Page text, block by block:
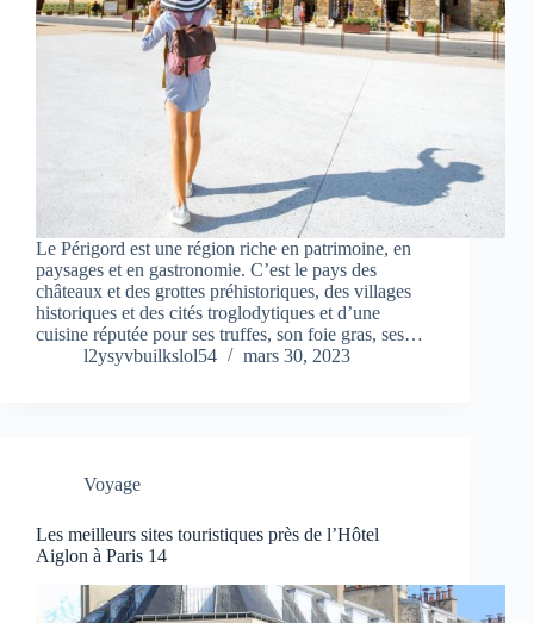
Le Périgord est une région riche en patrimoine, en
paysages et en gastronomie. C’est le pays des
châteaux et des grottes préhistoriques, des villages
historiques et des cités troglodytiques et d’une
cuisine réputée pour ses truffes, son foie gras, ses…
l2ysyvbuilkslol54
mars 30, 2023
Voyage
Les meilleurs sites touristiques près de l’Hôtel
Aiglon à Paris 14